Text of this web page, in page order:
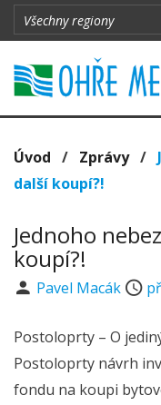
Úvod / Zprávy/
další koupí?!
Jednoho
koupí?!
Pavel Macák
Postoloprty – O
Postoloprty návrh
fondu na koupi